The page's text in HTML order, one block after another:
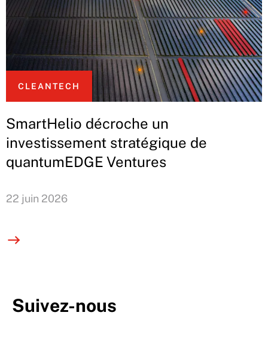
CLEANTECH
SmartHelio décroche un
investissement stratégique de
quantumEDGE Ventures
22 juin 2026
Suivez-nous